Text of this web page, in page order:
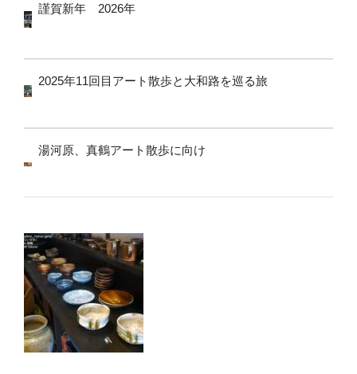
謹賀新年 2026年
2025年11回目アート散歩と大和路を巡る旅
湯河原、真鶴アート散歩に向け